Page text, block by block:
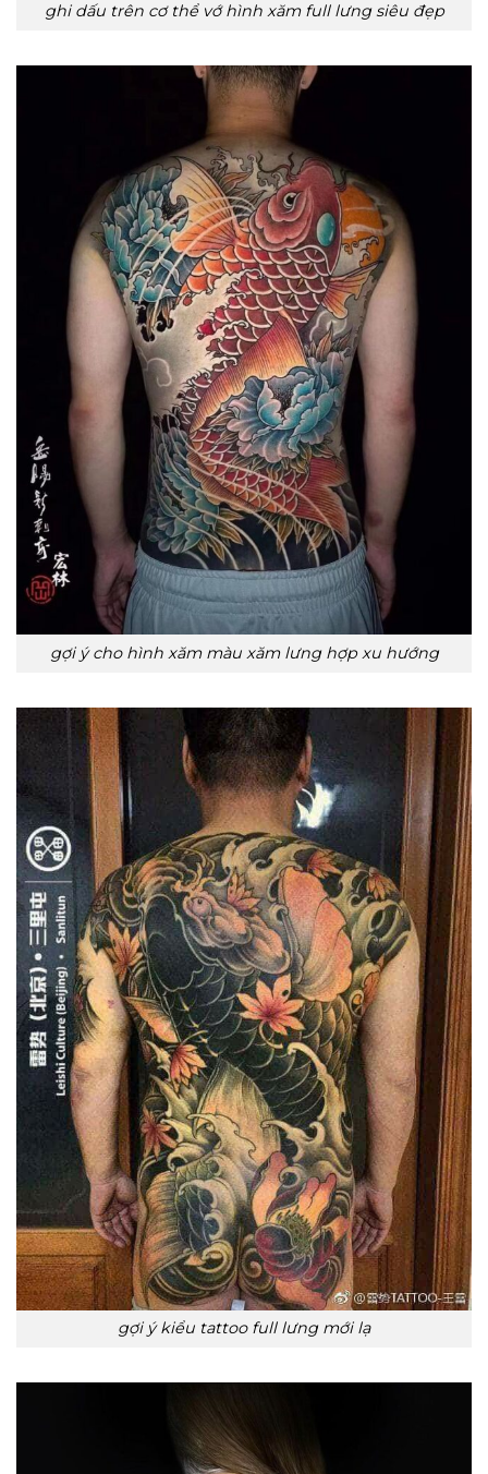
ghi dấu trên cơ thể vớ hình xăm full lưng siêu đẹp
gợi ý cho hình xăm màu xăm lưng hợp xu hướng
gợi ý kiểu tattoo full lưng mới lạ